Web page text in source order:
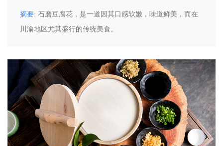
摘要: 石磨豆腐花，是一道因其口感软嫩，味道鲜美，而在
川渝地区尤其盛行的传统美食。